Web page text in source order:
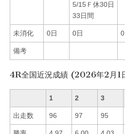
5/15Ｆ休30日
33日間
未消化 0日 0日
備考
4R全国近況成績 (2026年2月1
1 2 3
出走数 96 97 95